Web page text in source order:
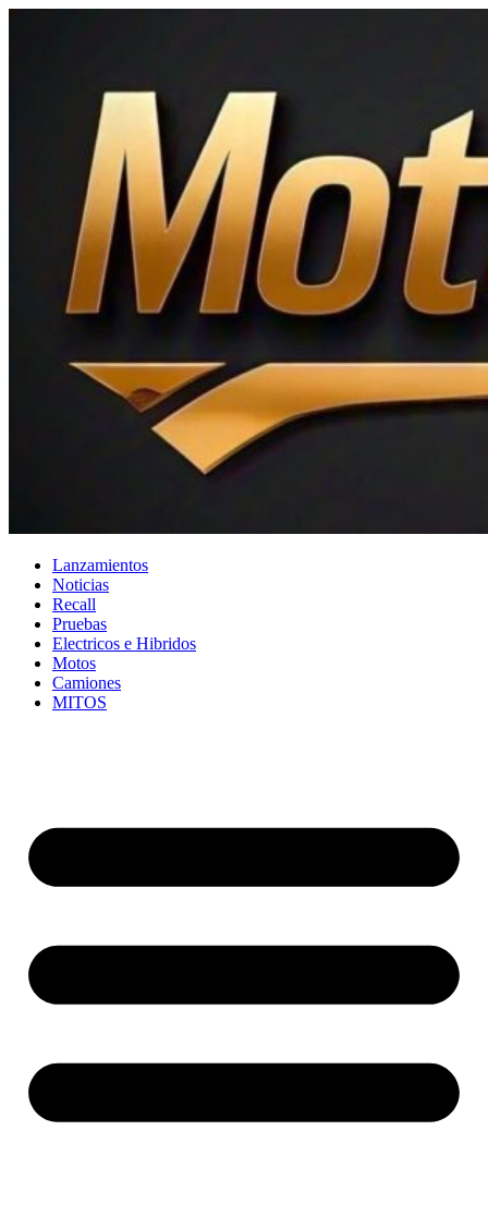
Lanzamientos
Noticias
Recall
Pruebas
Electricos e Hibridos
Motos
Camiones
MITOS